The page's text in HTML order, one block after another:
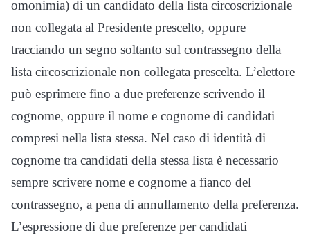
omonimia) di un candidato della lista circoscrizionale
non collegata al Presidente prescelto, oppure
tracciando un segno soltanto sul contrassegno della
lista circoscrizionale non collegata prescelta. L’elettore
può esprimere fino a due preferenze scrivendo il
cognome, oppure il nome e cognome di candidati
compresi nella lista stessa. Nel caso di identità di
cognome tra candidati della stessa lista è necessario
sempre scrivere nome e cognome a fianco del
contrassegno, a pena di annullamento della preferenza.
L’espressione di due preferenze per candidati